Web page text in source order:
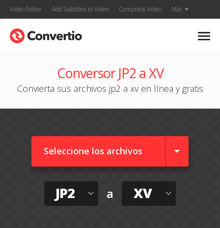
Video Editor Add Subtitles to Video Compress Video Más
Conversor JP2 a XV
Convierta sus archivos jp2 a xv en línea y gratis
Seleccione los archivos
JP2 a XV